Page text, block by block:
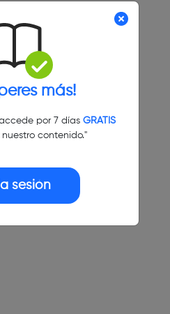
más!
por 7 días GRATIS
contenido."
sesión